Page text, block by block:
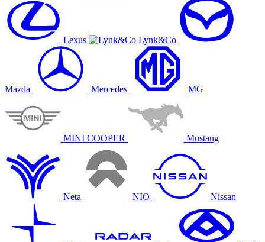
Lexus Lynk&Co
Mazda Mercedes MG
MINI COOPER Mustang
Neta NIO Nissan